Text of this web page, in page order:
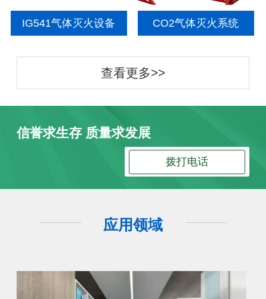
IG541气体灭火设备 CO2气体灭火系统
查看更多>>
信誉求生存 质量求发展
拨打电话
应用领域
配电房